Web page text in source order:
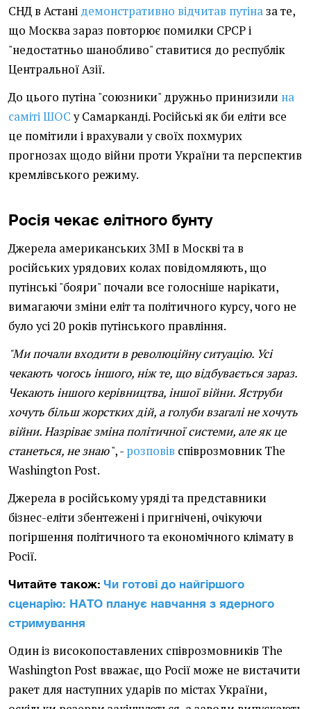
СНД в Астані демонстративно відчитав путіназа те,
що Москва зараз повторює помилки СРСР і
"недостатньо шанобливо" ставитися до республік
Центральної Азії.
До цього путіна "союзники" дружньо принизили на
саміті ШОСу Самарканді. Російські як би еліти все
це помітили і врахували у своїх похмурих
прогнозах щодо війни проти України та перспектив
кремлівського режиму.
Росія чекає елітного бунту
Джерела американських ЗМІ в Москві та в
російських урядових колах повідомляють, що
путінські "бояри" почали все голосніше нарікати,
вимагаючи зміни еліт та політичного курсу, чого не
було усі 20 років путінського правління.
"Ми почали входити в революційну ситуацію. Усі
чекають чогось іншого, ніж те, що відбувається зараз.
Чекають іншого керівництва, іншої війни. Яструби
хочуть більш жорстких дій, а голуби взагалі не хочуть
війни. Назріває зміна політичної системи, але як це
станеться, не знаю", - розповів співрозмовник The
Washington Post.
Джерела в російському уряді та представники
бізнес-еліти збентежені і пригнічені, очікуючи
погіршення політичного та економічного клімату в
Росії.
Читайте також: Чи готові до найгіршого
сценарію: НАТО планує навчання з ядерного
стримування
Один із високопоставлених співрозмовників The
Washington Post вважає, що Росії може не вистачити
ракет для наступних ударів по містах України,